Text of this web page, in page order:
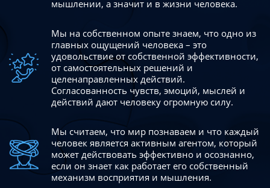
мышлении, а значит и в жизни человека.
Мы на собственном опыте знаем, что одно из
главных ощущений человека – это
удовольствие от собственной эффективности,
от самостоятельных решений и
целенаправленных действий.
Согласованность чувств, эмоций, мыслей и
действий дают человеку огромную силу.
Мы считаем, что мир познаваем и что каждый
человек является активным агентом, который
может действовать эффективно и осознанно,
если он знает как работает его собственный
механизм восприятия и мышления.